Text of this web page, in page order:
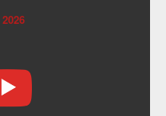
2026